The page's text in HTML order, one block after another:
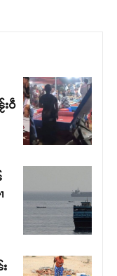
လႅၼ်ပေႃးတေၸွ
ႉထႅမ် ၸုမ်းၶၢ
ဝဵ